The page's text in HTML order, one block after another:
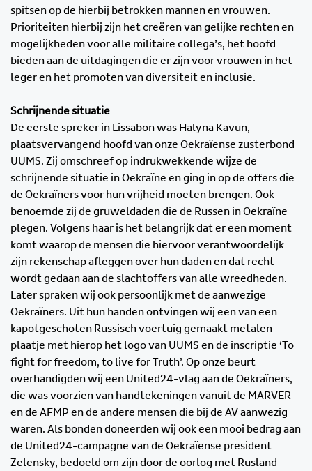
spitsen op de hierbij betrokken mannen en vrouwen.
Prioriteiten hierbij zijn het creëren van gelijke rechten en
mogelijkheden voor alle militaire collega’s, het hoofd
bieden aan de uitdagingen die er zijn voor vrouwen in het
leger en het promoten van diversiteit en inclusie.
Schrijnende situatie
De eerste spreker in Lissabon was Halyna Kavun,
plaatsvervangend hoofd van onze Oekraïense zusterbond
UUMS. Zij omschreef op indrukwekkende wijze de
schrijnende situatie in Oekraïne en ging in op de offers die
de Oekraïners voor hun vrijheid moeten brengen. Ook
benoemde zij de gruweldaden die de Russen in Oekraïne
plegen. Volgens haar is het belangrijk dat er een moment
komt waarop de mensen die hiervoor verantwoordelijk
zijn rekenschap afleggen over hun daden en dat recht
wordt gedaan aan de slachtoffers van alle wreedheden.
Later spraken wij ook persoonlijk met de aanwezige
Oekraïners. Uit hun handen ontvingen wij een van een
kapotgeschoten Russisch voertuig gemaakt metalen
plaatje met hierop het logo van UUMS en de inscriptie ‘To
fight for freedom, to live for Truth’. Op onze beurt
overhandigden wij een United24-vlag aan de Oekraïners,
die was voorzien van handtekeningen vanuit de MARVER
en de AFMP en de andere mensen die bij de AV aanwezig
waren. Als bonden doneerden wij ook een mooi bedrag aan
de United24-campagne van de Oekraïense president
Zelensky, bedoeld om zijn door de oorlog met Rusland